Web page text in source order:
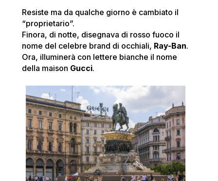
Resiste ma da qualche giorno è cambiato il
“proprietario”.
Finora, di notte, disegnava di rosso fuoco il
nome del celebre brand di occhiali, Ray-Ban.
Ora, illuminerà con lettere bianche il nome
della maison Gucci.